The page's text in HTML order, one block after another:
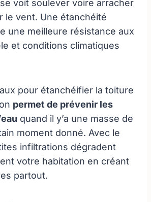
voit soulever voire arracher
le vent. Une étanchéité
une meilleure résistance aux
et conditions climatiques
pour étanchéifier la toiture
permet de prévenir les
quand il y’a une masse de
moment donné. Avec le
infiltrations dégradent
votre habitation en créant
partout.